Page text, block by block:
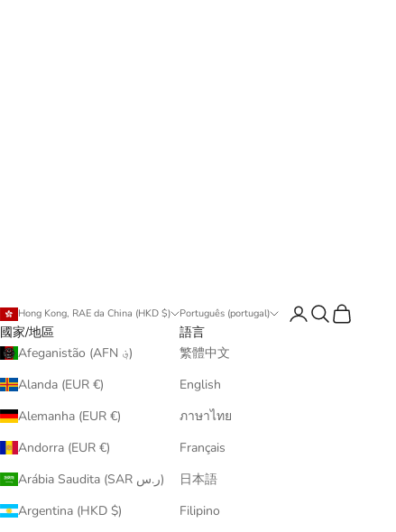
Hong Kong, RAE da China (HKD $)
國家/地區
Afeganistão (AFN ؋)
Alanda (EUR €)
Alemanha (EUR €)
Andorra (EUR €)
Arábia Saudita (SAR ر.س)
Argentina (HKD $)
Português (portugal)
語言
繁體中文
English
ภาษาไทย
Français
日本語
Filipino
登入搜尋購物車